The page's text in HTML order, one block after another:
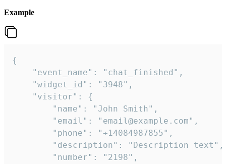
Example
{
    "event_name": "chat_finished",
    "widget_id": "3948",
    "visitor": {
        "name": "John Smith",
        "email": "email@example.com",
        "phone": "+14084987855",
        "description": "Description text",
        "number": "2198",